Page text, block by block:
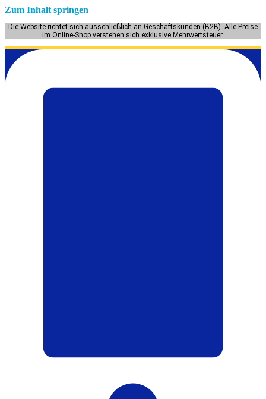
Zum Inhalt springen
Die Website richtet sich ausschließlich an Geschäftskunden (B2B). Alle Preise
im Online-Shop verstehen sich exklusive Mehrwertsteuer.